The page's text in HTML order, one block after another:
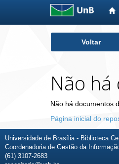
Voltar
Não
Não há documentos
Página inicial do
Universidade de Brasília - Biblioteca
Coordenadoria de Gestão da
(61) 3107-2683